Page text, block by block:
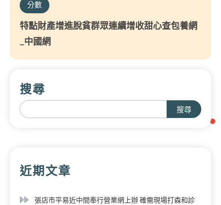
分數
特點財產增進脫貧群眾連續增收甜心查包養網
_中國網
搜尋
搜尋
近期文章
張店市平易近中間奉行營業網上辦 確需現場打森和診